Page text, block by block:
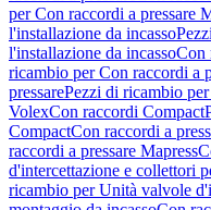
per Con raccordi a pressare
l'installazione da incasso
l'installazione da incassoCon
ricambio per Con raccordi a
pressarePezzi di ricambio
VolexCon raccordi Compact
CompactCon raccordi a
raccordi a pressare Mapress
d'intercettazione e collettori
ricambio per Unità valvole